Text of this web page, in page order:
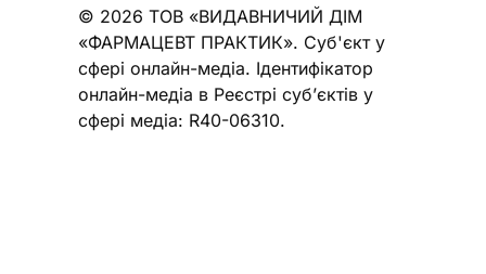
© 2026 ТОВ «ВИДАВНИЧИЙ ДІМ
«ФАРМАЦЕВТ ПРАКТИК». Cуб'єкт у
сфері онлайн-медіа. Ідентифікатор
онлайн-медіа в Реєстрі суб’єктів у
сфері медіа: R40-06310.